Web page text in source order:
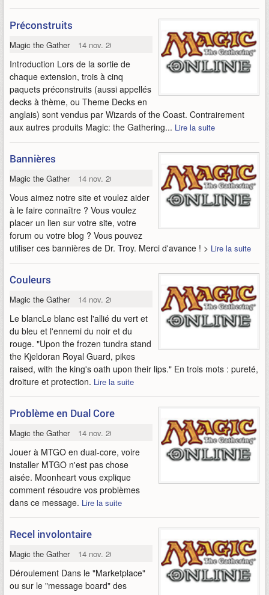
Préconstruits
Magic the Gathering Online
14 nov. 2009
Introduction Lors de la sortie de
chaque extension, trois à cinq
paquets préconstruits (aussi appellés
decks à thème, ou Theme Decks en
anglais) sont vendus par Wizards of the Coast. Contrairement
aux autres produits Magic: the Gathering... Lire la suite
Bannières
Magic the Gathering Online
14 nov. 2009
Vous aimez notre site et voulez aider
à le faire connaître ? Vous voulez
placer un lien sur votre site, votre
forum ou votre blog ? Vous pouvez
utiliser ces bannières de Dr. Troy. Merci d'avance ! > Lire la suite
Couleurs
Magic the Gathering Online
14 nov. 2009
Le blancLe blanc est l'allié du vert et
du bleu et l'ennemi du noir et du
rouge. "Upon the frozen tundra stand
the Kjeldoran Royal Guard, pikes
raised, with the king's oath upon their lips." En trois mots : pureté,
droiture et protection. Lire la suite
Problème en Dual Core
Magic the Gathering Online
14 nov. 2009
Jouer à MTGO en dual-core, voire
installer MTGO n'est pas chose
aisée. Moonheart vous explique
comment résoudre vos problèmes
dans ce message. Lire la suite
Recel involontaire
Magic the Gathering Online
14 nov. 2009
Déroulement Dans le "Marketplace"
ou sur le "message board" des